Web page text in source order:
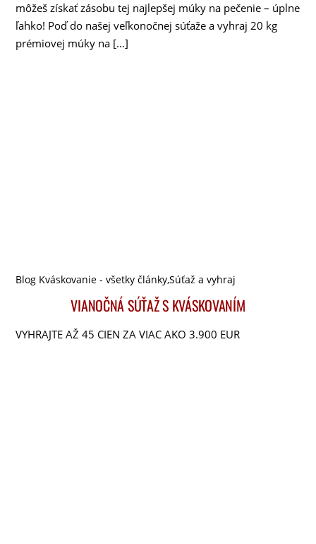
môžeš získať zásobu tej najlepšej múky na pečenie – úplne
ľahko! Poď do našej veľkonočnej súťaže a vyhraj 20 kg
prémiovej múky na […]
Blog Kváskovanie - všetky články,Súťaž a vyhraj
VIANOČNÁ SÚŤAŽ S KVÁSKOVANÍM
VYHRAJTE AŽ 45 CIEN ZA VIAC AKO 3.900 EUR